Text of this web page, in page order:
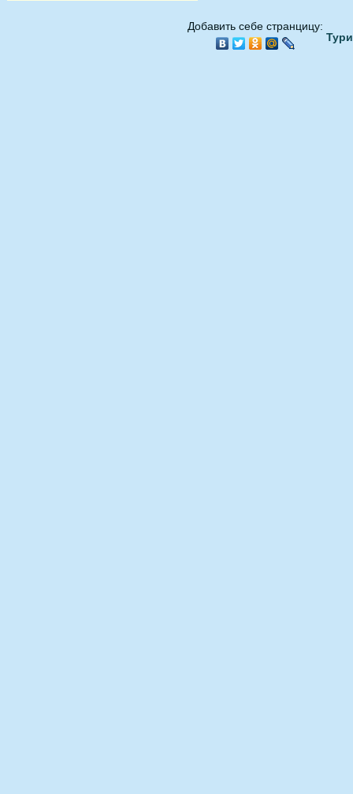
Добавить себе странцицу: